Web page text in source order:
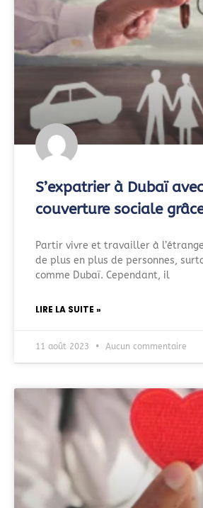
S’expatrier à Dubaï
couverture sociale
Partir vivre et travailler à
de plus en plus de personnes,
comme Dubaï. Cependant, il
LIRE LA SUITE »
11 août 2023 Aucun commentaire